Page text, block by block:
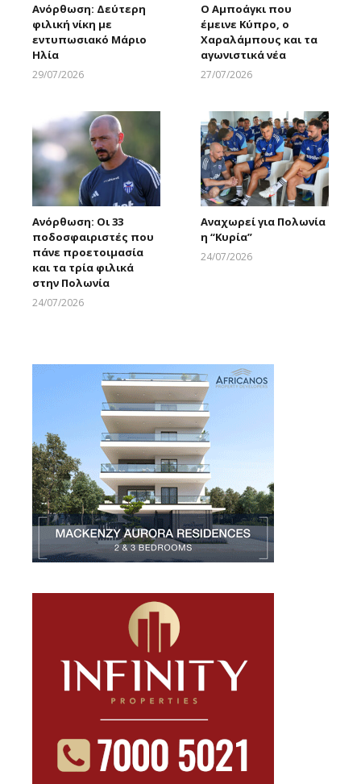
Ανόρθωση: Δεύτερη
φιλική νίκη με
εντυπωσιακό Μάριο
Ηλία
29/07/2026
Ο Αμποάγκι που
έμεινε Κύπρο, ο
Χαραλάμπους και τα
αγωνιστικά νέα
27/07/2026
Ανόρθωση: Οι 33
ποδοσφαιριστές που
πάνε προετοιμασία
και τα τρία φιλικά
στην Πολωνία
24/07/2026
Αναχωρεί για Πολωνία
η “Κυρία”
24/07/2026